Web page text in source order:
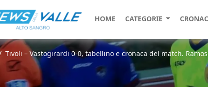
HOME CATEGORIE
Tivoli – Vastogirardi 0-0, tabellino e cronaca del match.